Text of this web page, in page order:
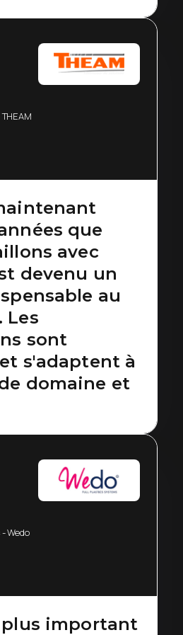
que
avec
devenu un
au
Les
sont
s'adaptent à
domaine et
Wedo
plus important